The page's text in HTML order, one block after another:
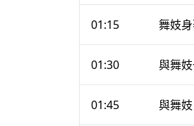
突破「一見謝絕」的
私人榻榻米包廂中體
——舞蹈、音樂與座
多語言支援
— 專業英
01:15 舞妓
01:30 與舞
01:45 與舞